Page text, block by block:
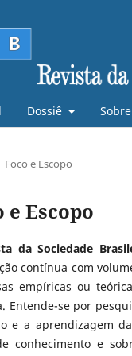
Dossiê Sobre
Foco e Escopo
e Escopo
da Sociedade
contínua com
empíricas ou
Entende-se por
e a aprendizagem
conhecimento e